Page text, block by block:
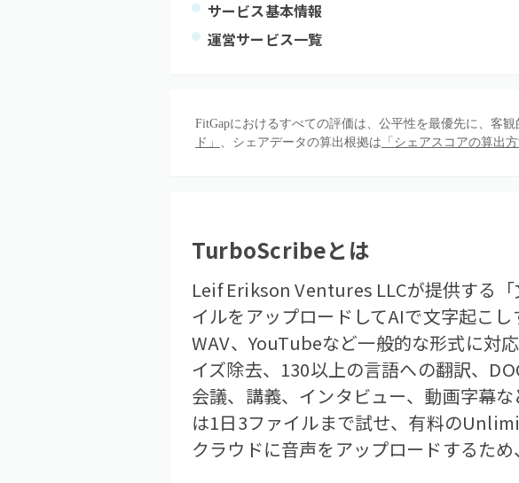
サービス基本情報
運営サービス一覧
FitGapにおけるすべての評価は、公平性を最優先に、客
ド」 、シェアデータの算出根拠は 「シェアスコアの算出方
TurboScribeとは
Leif Erikson Ventures LLCが提供する
イルをアップロードしてAIで文字起こし
WAV、YouTubeなど一般的な形式に対
イズ除去、130以上の言語への翻訳、
会議、講義、インタビュー、動画字幕
は1日3ファイルまで試せ、有料の
クラウドに音声をアップロードするた